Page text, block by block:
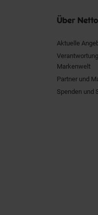
Über Netto
Aktuelle
Markenwelt
Partner und
Spenden und